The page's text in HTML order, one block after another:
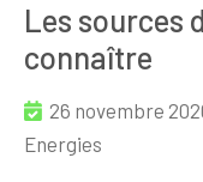
Les sources
connaître
26 novembre
Energies